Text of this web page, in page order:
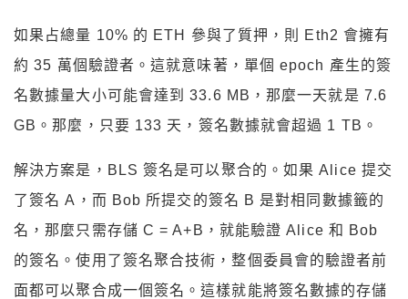
如果占總量 10% 的 ETH 參與了質押，則 Eth2 會擁有
約 35 萬個驗證者。這就意味著，單個 epoch 產生的簽
名數據量大小可能會達到 33.6 MB，那麼一天就是 7.6
GB。那麼，只要 133 天，簽名數據就會超過 1 TB。
解決方案是，BLS 簽名是可以聚合的。如果 Alice 提交
了簽名 A，而 Bob 所提交的簽名 B 是對相同數據籤的
名，那麼只需存儲 C = A+B，就能驗證 Alice 和 Bob
的簽名。使用了簽名聚合技術，整個委員會的驗證者前
面都可以聚合成一個簽名。這樣就能將簽名數據的存儲